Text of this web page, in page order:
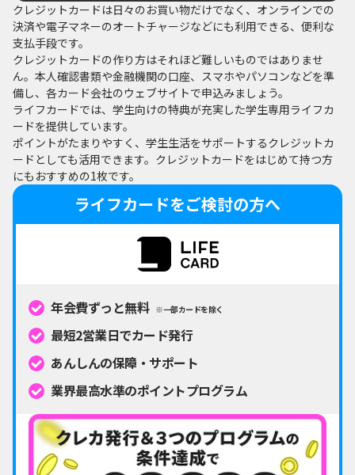
クレジットカードは日々のお買い物だけでなく、オンラインでの
決済や電子マネーのオートチャージなどにも利用できる、便利な
支払手段です。
クレジットカードの作り方はそれほど難しいものではありませ
ん。本人確認書類や金融機関の口座、スマホやパソコンなどを準
備し、各カード会社のウェブサイトで申込みましょう。
ライフカードでは、学生向けの特典が充実した学生専用ライフカ
ードを提供しています。
ポイントがたまりやすく、学生生活をサポートするクレジットカ
ードとしても活用できます。クレジットカードをはじめて持つ方
にもおすすめの1枚です。
ライフカードをご検討の方へ
年会費ずっと無料 ※一部カードを除く
最短2営業日でカード発行
あんしんの保障・サポート
業界最高水準のポイントプログラム